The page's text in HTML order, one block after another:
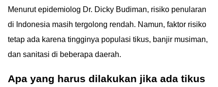
Menurut epidemiolog Dr. Dicky Budiman, risiko penularan
di Indonesia masih tergolong rendah. Namun, faktor risiko
tetap ada karena tingginya populasi tikus, banjir musiman,
dan sanitasi di beberapa daerah.
Apa yang harus dilakukan jika ada tikus